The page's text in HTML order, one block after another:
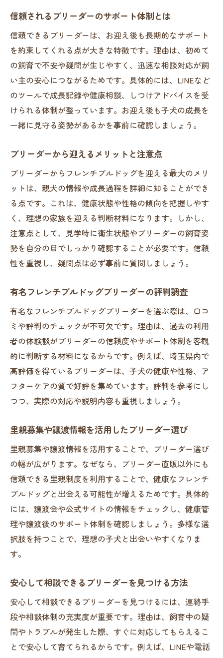
信頼されるブリーダーのサポート体制とは
信頼できるブリーダーは、お迎え後も長期的なサポート
を約束してくれる点が大きな特徴です。理由は、初めて
の飼育で不安や疑問が生じやすく、迅速な相談対応が飼
い主の安心につながるためです。具体的には、LINEなど
のツールで成長記録や健康相談、しつけアドバイスを受
けられる体制が整っています。お迎え後も子犬の成長を
一緒に見守る姿勢があるかを事前に確認しましょう。
ブリーダーから迎えるメリットと注意点
ブリーダーからフレンチブルドッグを迎える最大のメリ
ットは、親犬の情報や成長過程を詳細に知ることができ
る点です。これは、健康状態や性格の傾向を把握しやす
く、理想の家族を迎える判断材料になります。しかし、
注意点として、見学時に衛生状態やブリーダーの飼育姿
勢を自分の目でしっかり確認することが必要です。信頼
性を重視し、疑問点は必ず事前に質問しましょう。
有名フレンチブルドッグブリーダーの評判調査
有名なフレンチブルドッグブリーダーを選ぶ際は、口コ
ミや評判のチェックが不可欠です。理由は、過去の利用
者の体験談がブリーダーの信頼度やサポート体制を客観
的に判断する材料になるからです。例えば、埼玉県内で
高評価を得ているブリーダーは、子犬の健康や性格、ア
フターケアの質で好評を集めています。評判を参考にし
つつ、実際の対応や説明内容も重視しましょう。
里親募集や譲渡情報を活用したブリーダー選び
里親募集や譲渡情報を活用することで、ブリーダー選び
の幅が広がります。なぜなら、ブリーダー直販以外にも
信頼できる里親制度を利用することで、健康なフレンチ
ブルドッグと出会える可能性が増えるためです。具体的
には、譲渡会や公式サイトの情報をチェックし、健康管
理や譲渡後のサポート体制を確認しましょう。多様な選
択肢を持つことで、理想の子犬と出会いやすくなりま
す。
安心して相談できるブリーダーを見つける方法
安心して相談できるブリーダーを見つけるには、連絡手
段や相談体制の充実度が重要です。理由は、飼育中の疑
問やトラブルが発生した際、すぐに対応してもらえるこ
とで安心して育てられるからです。例えば、LINEや電話